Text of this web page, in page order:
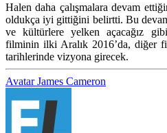
Halen daha çalışmalara devam
oldukça iyi gittiğini belirtti. Bu
ve kültürlere yelken açacağız
filminin ilki Aralık 2016’da, diğer
tarihlerinde vizyona girecek.
AvatarJames Cameron